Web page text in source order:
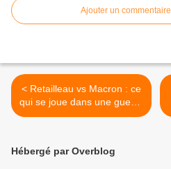
Ajouter un commentaire
< Retailleau vs Macron : ce
qui se joue dans une guerre
beaucoup plus politique
Hébergé par Overblog